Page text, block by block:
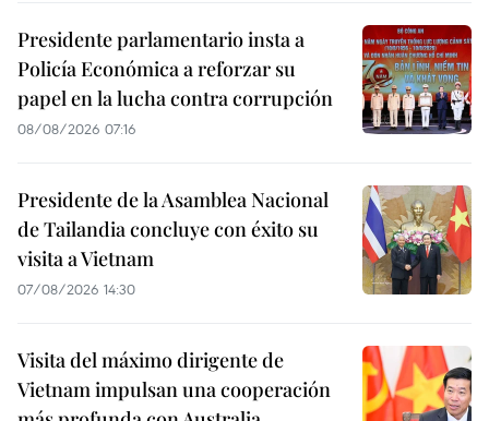
Presidente parlamentario insta a
Policía Económica a reforzar su
papel en la lucha contra corrupción
08/08/2026 07:16
Presidente de la Asamblea Nacional
de Tailandia concluye con éxito su
visita a Vietnam
07/08/2026 14:30
Visita del máximo dirigente de
Vietnam impulsan una cooperación